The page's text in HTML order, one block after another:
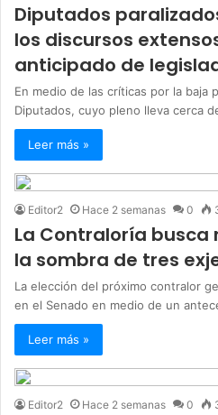
Diputados
los discursos
anticipado de
En medio de las críticas por la baja
Diputados, cuyo pleno lleva cerca
Leer más »
Editor2 Hace 2 semanas 0
La Contraloría
la sombra de tres
La elección del próximo contralor
en el Senado en medio de un
Leer más »
Editor2 Hace 2 semanas 0